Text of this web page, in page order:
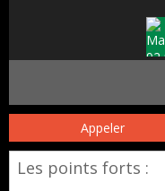
Appeler
Les points forts :